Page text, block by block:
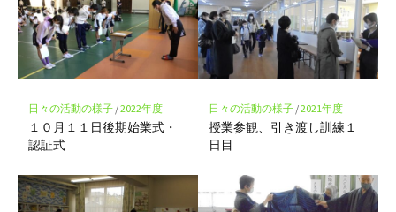
ー
ク
に
保
存
日々の活動の様子/2022年度
１０月１１日後期始業式・
認証式
日々の活動の様子/2021年度
授業参観、引き渡し訓練１
日目